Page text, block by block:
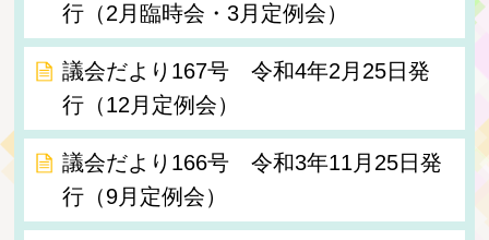
行（2月臨時会・3月定例会）
議会だより167号 令和4年2月25日発
行（12月定例会）
議会だより166号 令和3年11月25日発
行（9月定例会）